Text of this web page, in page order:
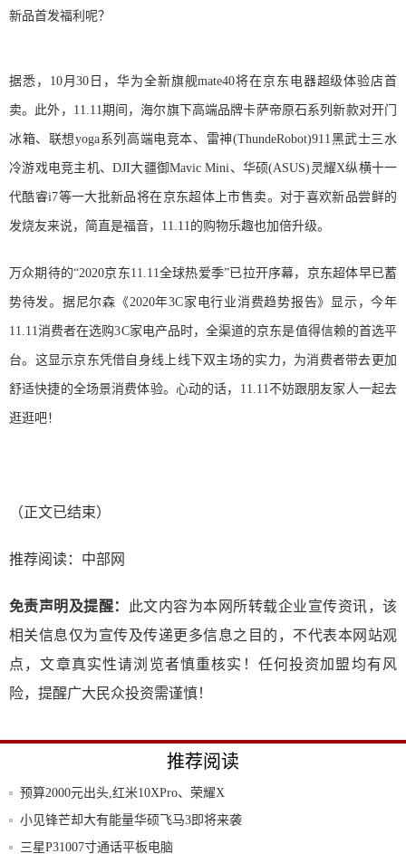
新品首发福利呢？
据悉，10月30日，华为全新旗舰mate40将在京东电器超级体验店首
卖。此外，11.11期间，海尔旗下高端品牌卡萨帝原石系列新款对开门
冰箱、联想yoga系列高端电竞本、雷神(ThundeRobot)911黑武士三水
冷游戏电竞主机、DJI大疆御Mavic Mini、华硕(ASUS)灵耀X纵横十一
代酷睿i7等一大批新品将在京东超体上市售卖。对于喜欢新品尝鲜的
发烧友来说，简直是福音，11.11的购物乐趣也加倍升级。
万众期待的“2020京东11.11全球热爱季”已拉开序幕，京东超体早已蓄
势待发。据尼尔森《2020年3C家电行业消费趋势报告》显示，今年
11.11消费者在选购3C家电产品时，全渠道的京东是值得信赖的首选平
台。这显示京东凭借自身线上线下双主场的实力，为消费者带去更加
舒适快捷的全场景消费体验。心动的话，11.11不妨跟朋友家人一起去
逛逛吧！
（正文已结束）
推荐阅读： 中部网
免责声明及提醒：
此文内容为本网所转载企业宣传资讯，该
相关信息仅为宣传及传递更多信息之目的，不代表本网站观
点，文章真实性请浏览者慎重核实！任何投资加盟均有风
险，提醒广大民众投资需谨慎！
推荐阅读
预算2000元出头,红米10XPro、荣耀X
小见锋芒却大有能量华硕飞马3即将来袭
三星P31007寸通话平板电脑